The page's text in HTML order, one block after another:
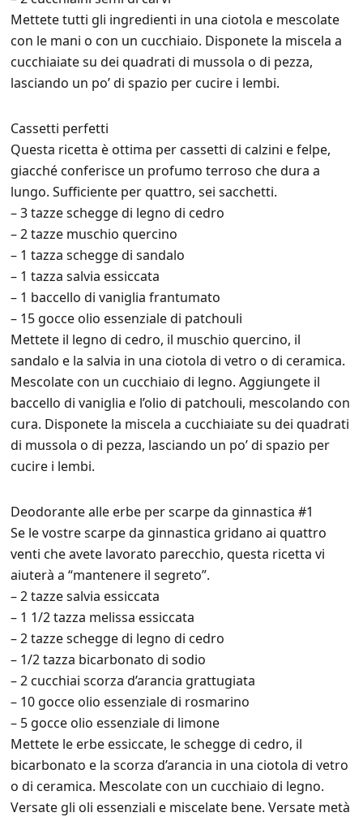
Mettete tutti gli ingredienti in una ciotola e mescolate
con le mani o con un cucchiaio. Disponete la miscela a
cucchiaiate su dei quadrati di mussola o di pezza,
lasciando un po’ di spazio per cucire i lembi.
Cassetti perfetti
Questa ricetta è ottima per cassetti di calzini e felpe,
giacché conferisce un profumo terroso che dura a
lungo. Sufficiente per quattro, sei sacchetti.
– 3 tazze schegge di legno di cedro
– 2 tazze muschio quercino
– 1 tazza schegge di sandalo
– 1 tazza salvia essiccata
– 1 baccello di vaniglia frantumato
– 15 gocce olio essenziale di patchouli
Mettete il legno di cedro, il muschio quercino, il
sandalo e la salvia in una ciotola di vetro o di ceramica.
Mescolate con un cucchiaio di legno. Aggiungete il
baccello di vaniglia e l’olio di patchouli, mescolando con
cura. Disponete la miscela a cucchiaiate su dei quadrati
di mussola o di pezza, lasciando un po’ di spazio per
cucire i lembi.
Deodorante alle erbe per scarpe da ginnastica #1
Se le vostre scarpe da ginnastica gridano ai quattro
venti che avete lavorato parecchio, questa ricetta vi
aiuterà a “mantenere il segreto”.
– 2 tazze salvia essiccata
– 1 1/2 tazza melissa essiccata
– 2 tazze schegge di legno di cedro
– 1/2 tazza bicarbonato di sodio
– 2 cucchiai scorza d’arancia grattugiata
– 10 gocce olio essenziale di rosmarino
– 5 gocce olio essenziale di limone
Mettete le erbe essiccate, le schegge di cedro, il
bicarbonato e la scorza d’arancia in una ciotola di vetro
o di ceramica. Mescolate con un cucchiaio di legno.
Versate gli oli essenziali e miscelate bene. Versate metà